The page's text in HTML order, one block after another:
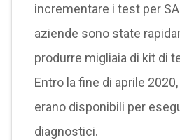
incrementare i test per
aziende sono state
produrre migliaia di kit di
Entro la fine di aprile
erano disponibili per
diagnostici.